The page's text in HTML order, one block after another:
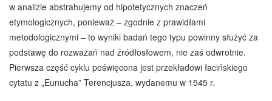
w analizie abstrahujemy od hipotetycznych znaczeń
etymologicznych, ponieważ – zgodnie z prawidłami
metodologicznymi – to wyniki badań tego typu powinny służyć za
podstawę do rozważań nad źródłosłowem, nie zaś odwrotnie.
Pierwsza część cyklu poświęcona jest przekładowi łacińskiego
cytatu z „Eunucha” Terencjusza, wydanemu w 1545 r.